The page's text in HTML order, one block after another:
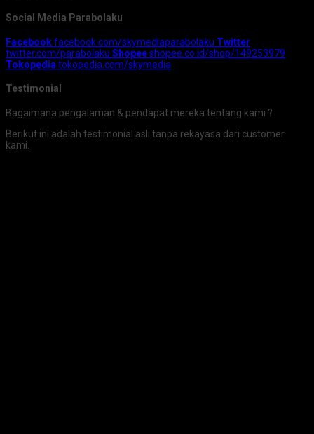
Social Media Parabolaku
Facebookfacebook.com/skymediaparabolaku Twitter
twitter.com/parabolaku Shopeeshopee.co.id/shop/149253979
Tokopedia tokopedia.com/skymedia
Testimonial
Bagaimana pengalaman & pendapat mereka tentang kami ?
Berikut ini adalah testimonial asli tanpa rekayasa dari customer
kami.